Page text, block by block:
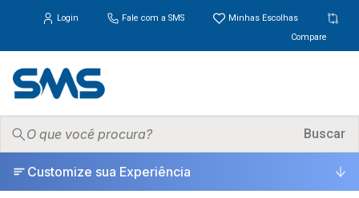
Login Fale com a SMS
Minhas Escolhas
Compare
PRODUTOS ▾
ONDE COMPRAR
Buscar
Customize sua Experiência